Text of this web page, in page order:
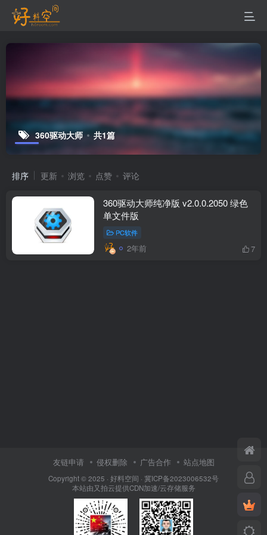
360驱动大师 共1篇
排序 更新 浏览 点赞 评论
360驱动大师纯净版 v2.0.0.2050 绿色
单文件版
PC软件
2年前 7
友链申请 侵权删除 广告合作 站点地图
Copyright © 2025 · 好料空间 · 冀ICP备2023006532号
本站由又拍云提供CDN加速/云存储服务